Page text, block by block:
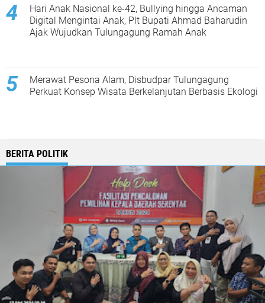
Hari Anak Nasional ke-42, Bullying hingga Ancaman
Digital Mengintai Anak, Plt Bupati Ahmad Baharudin
Ajak Wujudkan Tulungagung Ramah Anak
Merawat Pesona Alam, Disbudpar Tulungagung
Perkuat Konsep Wisata Berkelanjutan Berbasis Ekologi
BERITA POLITIK